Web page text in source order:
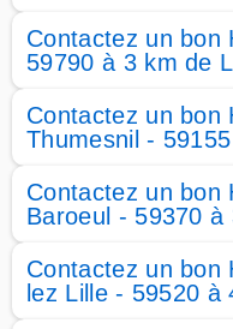
Contactez un bon
59790 à 3 km de
Contactez un bon
Thumesnil -
Contactez un bon
Baroeul - 59370 à
Contactez un bon
lez Lille - 59520 à